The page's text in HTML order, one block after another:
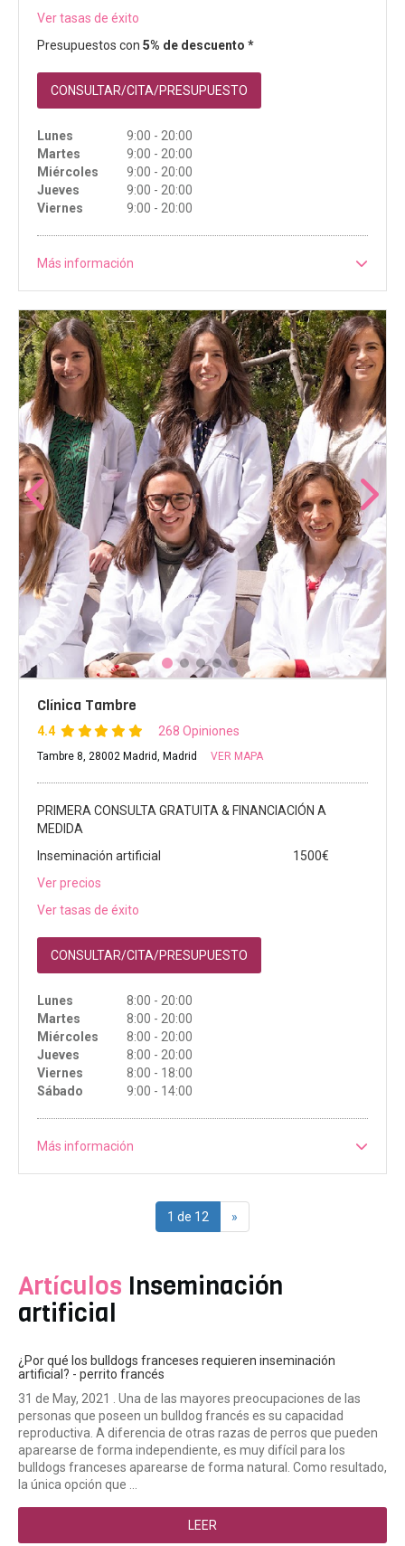
Ver tasas de éxito
Presupuestos con 5% de descuento *
CONSULTAR/CITA/PRESUPUESTO
Lunes
9:00 - 20:00
Martes
9:00 - 20:00
Miércoles
9:00 - 20:00
Jueves
9:00 - 20:00
Viernes
9:00 - 20:00
Más información
Clínica Tambre
4.4 268 Opiniones
Tambre 8, 28002 Madrid, Madrid VER MAPA
PRIMERA CONSULTA GRATUITA & FINANCIACIÓN A
MEDIDA
Inseminación artificial
1500€
Ver precios
Ver tasas de éxito
CONSULTAR/CITA/PRESUPUESTO
Lunes
8:00 - 20:00
Martes
8:00 - 20:00
Miércoles
8:00 - 20:00
Jueves
8:00 - 20:00
Viernes
8:00 - 18:00
Sábado
9:00 - 14:00
Más información
1 de 12 »
Artículos Inseminación
artificial
¿Por qué los bulldogs franceses requieren inseminación
artificial? - perrito francés
31 de May, 2021 . Una de las mayores preocupaciones de las
personas que poseen un bulldog francés es su capacidad
reproductiva. A diferencia de otras razas de perros que pueden
aparearse de forma independiente, es muy difícil para los
bulldogs franceses aparearse de forma natural. Como resultado,
la única opción que ...
LEER